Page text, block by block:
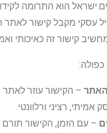
הוא התרומה
עסקי מקבל קישור
קישור זה כאיכותי
האתר – הקישור עוזר
אמיתי, רציני ורלוונטי.
– עם הזמן, הקישור תורם